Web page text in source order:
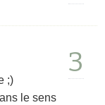
3
;)
le sens